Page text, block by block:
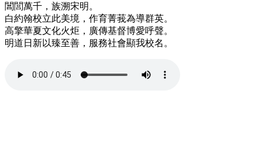
閶閭萬千，族溯宋明。
白約翰校立此美境，作育菁莪為導群英。
高擎華夏文化火炬，廣傳基督博愛呼聲。
明道日新以臻至善，服務社會顯我校名。